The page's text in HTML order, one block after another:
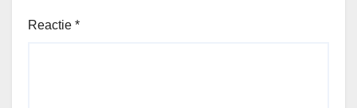
Reactie *